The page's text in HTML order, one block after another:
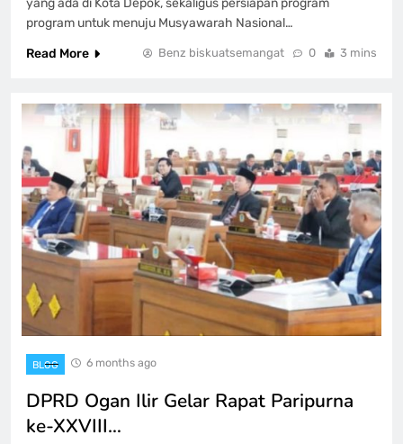
program untuk menuju Musyawarah Nasional…
Read More
Benz biskuatsemangat 0 3 mins
BLOG 6 months ago
DPRD Ogan Ilir Gelar Rapat Paripurna
ke-XXVIII…